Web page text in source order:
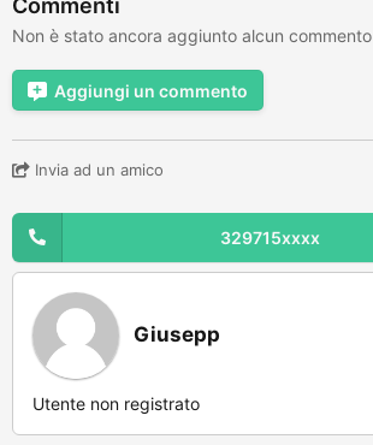
Non è stato ancora aggiunto alcun commento
Aggiungi un commento
Invia ad un amico
329715xxxx
Giusepp
Utente non registrato